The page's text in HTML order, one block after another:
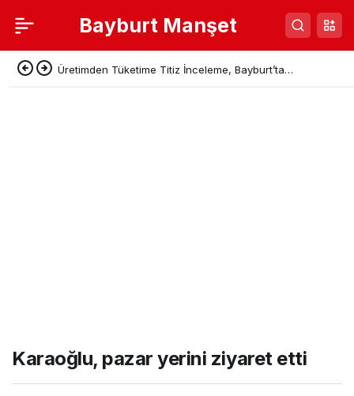
Bayburt Manşet
Üretimden Tüketime Titiz İnceleme, Bayburt’ta
Karaoğlu, pazar yerini ziyaret etti